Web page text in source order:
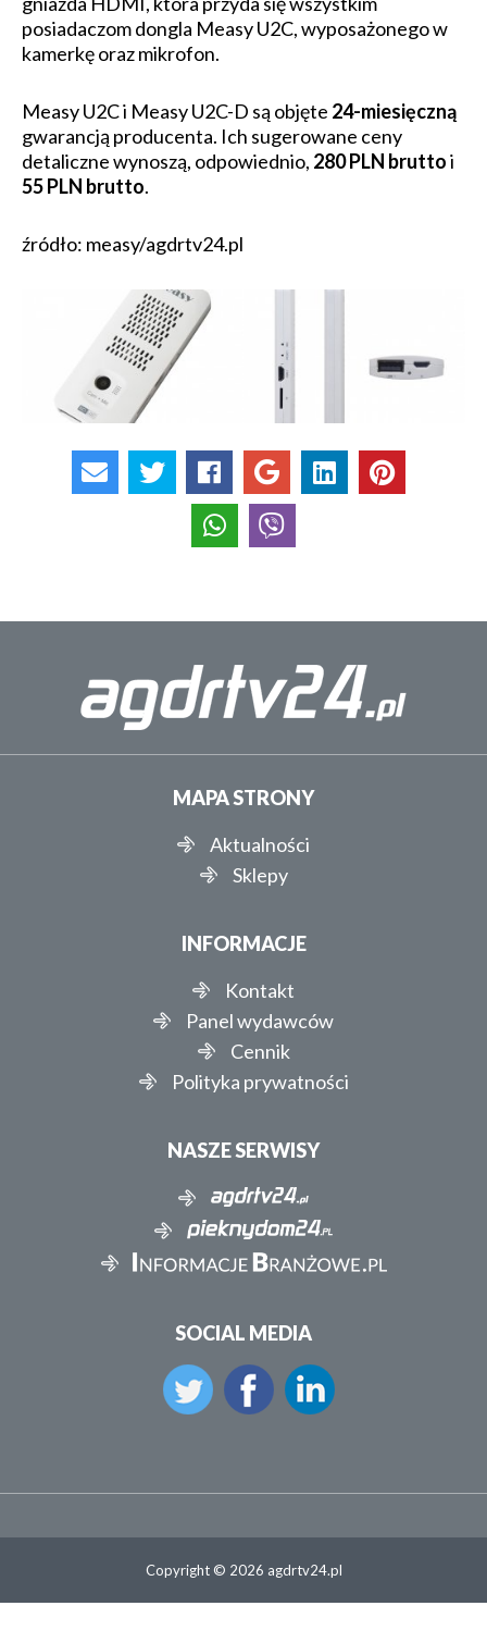
posiadaczom dongla Measy U2C, wyposażonego w
kamerkę oraz mikrofon.
Measy U2C i Measy U2C-D są objęte 24-miesięczną
gwarancją producenta. Ich sugerowane ceny
detaliczne wynoszą, odpowiednio, 280 PLN bruttoi
55 PLN brutto.
źródło: measy/agdrtv24.pl
MAPA STRONY
Aktualności
Sklepy
INFORMACJE
Kontakt
Panel wydawców
Cennik
Polityka prywatności
NASZE SERWISY
SOCIAL MEDIA
Copyright © 2026 agdrtv24.pl